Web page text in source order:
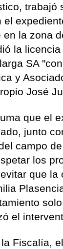
la zona
la
SA
y
José
que el
junto
campo
los
que
el
Fiscalía,